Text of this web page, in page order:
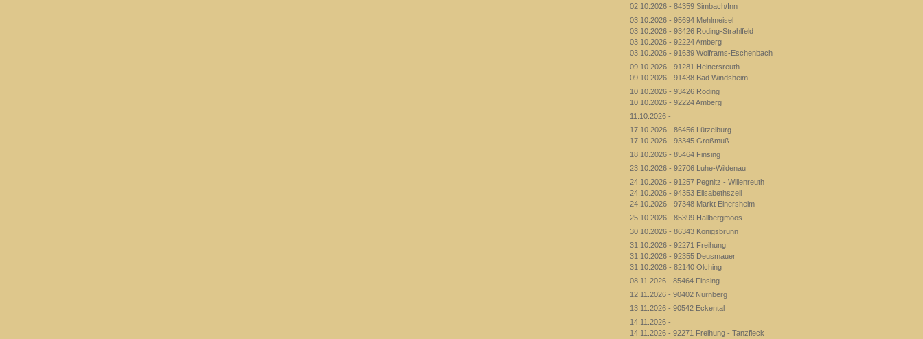
02.10.2026 - 84359 Simbach/Inn
03.10.2026 - 95694 Mehlmeisel
03.10.2026 - 93426 Roding-Strahlfeld
03.10.2026 - 92224 Amberg
03.10.2026 - 91639 Wolframs-Eschenbach
09.10.2026 - 91281 Heinersreuth
09.10.2026 - 91438 Bad Windsheim
10.10.2026 - 93426 Roding
10.10.2026 - 92224 Amberg
11.10.2026 -
17.10.2026 - 86456 Lützelburg
17.10.2026 - 93345 Großmuß
18.10.2026 - 85464 Finsing
23.10.2026 - 92706 Luhe-Wildenau
24.10.2026 - 91257 Pegnitz - Willenreuth
24.10.2026 - 94353 Elisabethszell
24.10.2026 - 97348 Markt Einersheim
25.10.2026 - 85399 Hallbergmoos
30.10.2026 - 86343 Königsbrunn
31.10.2026 - 92271 Freihung
31.10.2026 - 92355 Deusmauer
31.10.2026 - 82140 Olching
08.11.2026 - 85464 Finsing
12.11.2026 - 90402 Nürnberg
13.11.2026 - 90542 Eckental
14.11.2026 -
14.11.2026 - 92271 Freihung - Tanzfleck